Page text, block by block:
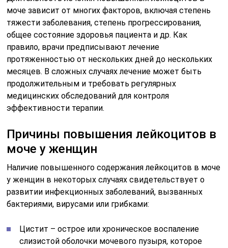
моче зависит от многих факторов, включая степень
тяжести заболевания, степень прогрессирования,
общее состояние здоровья пациента и др. Как
правило, врачи предписывают лечение
протяженностью от нескольких дней до нескольких
месяцев. В сложных случаях лечение может быть
продолжительным и требовать регулярных
медицинских обследований для контроля
эффективности терапии.
Причины повышения лейкоцитов в
моче у женщин
Наличие повышенного содержания лейкоцитов в моче
у женщин в некоторых случаях свидетельствует о
развитии инфекционных заболеваний, вызванных
бактериями, вирусами или грибками:
Цистит – острое или хроническое воспаление
слизистой оболочки мочевого пузыря, которое